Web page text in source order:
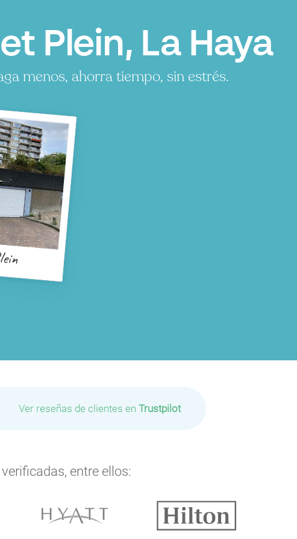
Plein, La Haya
menos, ahorra tiempo, sin estrés.
Ver reseñas de clientes en Trustpilot
entre ellos: